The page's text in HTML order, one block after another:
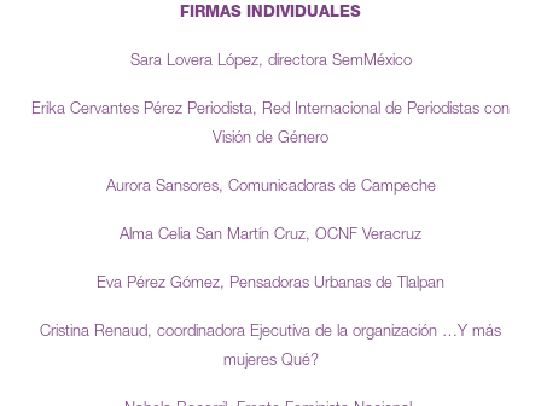
FIRMAS INDIVIDUALES
Sara Lovera López, directora SemMéxico
Erika Cervantes Pérez Periodista, Red Internacional de Periodistas con
Visión de Género
Aurora Sansores, Comunicadoras de Campeche
Alma Celia San Martín Cruz, OCNF Veracruz
Eva Pérez Gómez, Pensadoras Urbanas de Tlalpan
Cristina Renaud, coordinadora Ejecutiva de la organización …Y más
mujeres Qué?